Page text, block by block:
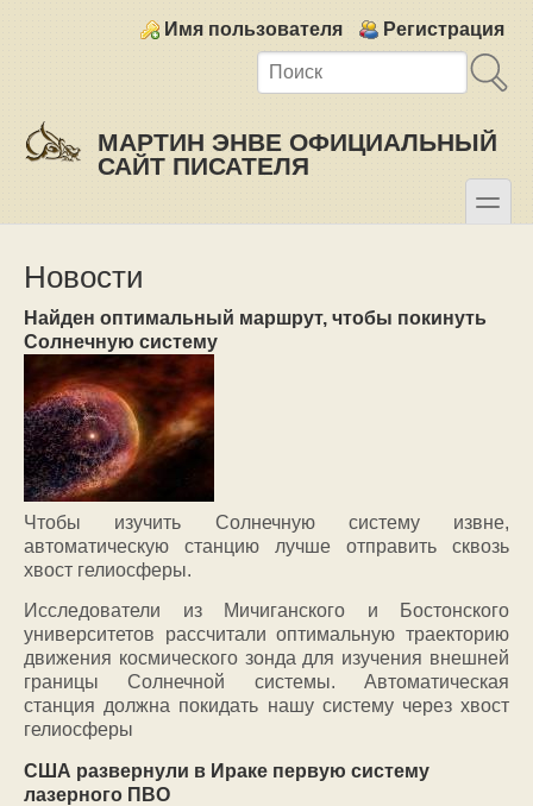
Login links
Имя пользователя Регистрация
МАРТИН ЭНВЕ ОФИЦИАЛЬНЫЙ
САЙТ ПИСАТЕЛЯ
toggle
Новости
Найден оптимальный маршрут, чтобы покинуть
Солнечную систему
Чтобы изучить Солнечную систему извне,
автоматическую станцию лучше отправить сквозь
хвост гелиосферы.
Исследователи из Мичиганского и Бостонского
университетов рассчитали оптимальную траекторию
движения космического зонда для изучения внешней
границы Солнечной системы. Автоматическая
станция должна покидать нашу систему через хвост
гелиосферы
США развернули в Ираке первую систему
лазерного ПВО